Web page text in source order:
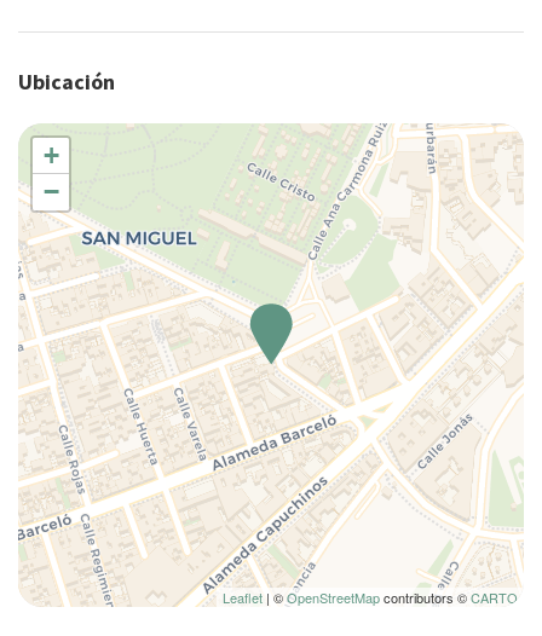
TV
Ubicación
+
−
Leaflet | ©OpenStreetMapcontributors ©CARTO